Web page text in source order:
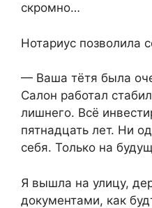
скромно…
Нотариус позволила
— Ваша тётя была
Салон работал
лишнего. Всё
пятнадцать лет. Ни
себя. Только на
Я вышла на улицу,
документами, как